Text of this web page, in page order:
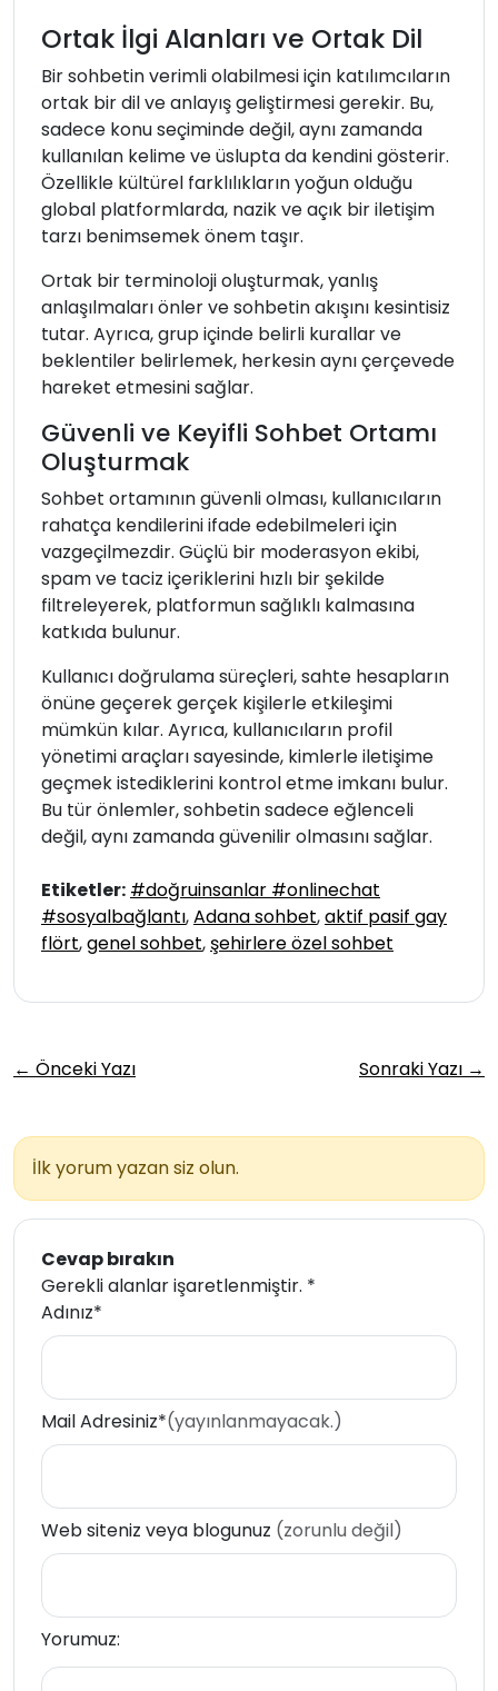
Ortak İlgi Alanları ve Ortak Dil
Bir sohbetin verimli olabilmesi için katılımcıların
ortak bir dil ve anlayış geliştirmesi gerekir. Bu,
sadece konu seçiminde değil, aynı zamanda
kullanılan kelime ve üslupta da kendini gösterir.
Özellikle kültürel farklılıkların yoğun olduğu
global platformlarda, nazik ve açık bir iletişim
tarzı benimsemek önem taşır.
Ortak bir terminoloji oluşturmak, yanlış
anlaşılmaları önler ve sohbetin akışını kesintisiz
tutar. Ayrıca, grup içinde belirli kurallar ve
beklentiler belirlemek, herkesin aynı çerçevede
hareket etmesini sağlar.
Güvenli ve Keyifli Sohbet Ortamı
Oluşturmak
Sohbet ortamının güvenli olması, kullanıcıların
rahatça kendilerini ifade edebilmeleri için
vazgeçilmezdir. Güçlü bir moderasyon ekibi,
spam ve taciz içeriklerini hızlı bir şekilde
filtreleyerek, platformun sağlıklı kalmasına
katkıda bulunur.
Kullanıcı doğrulama süreçleri, sahte hesapların
önüne geçerek gerçek kişilerle etkileşimi
mümkün kılar. Ayrıca, kullanıcıların profil
yönetimi araçları sayesinde, kimlerle iletişime
geçmek istediklerini kontrol etme imkanı bulur.
Bu tür önlemler, sohbetin sadece eğlenceli
değil, aynı zamanda güvenilir olmasını sağlar.
Etiketler: #doğruinsanlar #onlinechat
#sosyalbağlantı,Adana sohbet,aktif pasif gay
flört,genel sohbet,şehirlere özel sohbet
← Önceki Yazı Sonraki Yazı →
İlk yorum yazan siz olun.
Cevap bırakın
Gerekli alanlar işaretlenmiştir. *
Adınız*
Mail Adresiniz*(yayınlanmayacak.)
Web siteniz veya blogunuz (zorunlu değil)
Yorumuz: